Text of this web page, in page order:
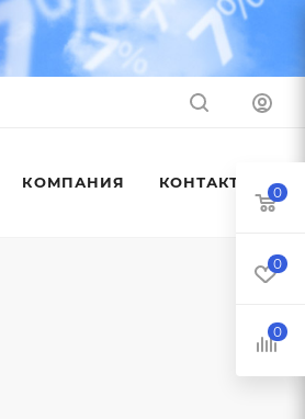
КОМПАНИЯ КОНТАКТЫ
0
0
0